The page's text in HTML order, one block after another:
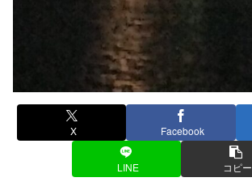
X Facebook
LINE コピー